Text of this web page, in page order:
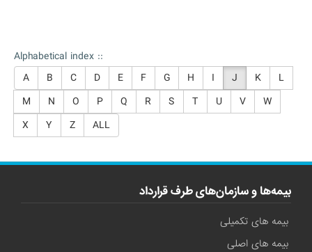
Alphabetical index ::
A
B C D E F G H I J K
L
M
N O P Q R S T U V
W
X
Y Z ALL
بیمه‌ها و سازمان‌های طرف قرارداد
بیمه های تکمیلی
بیمه های اصلی